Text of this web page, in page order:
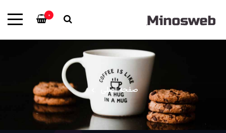
0
صفحه اصلی